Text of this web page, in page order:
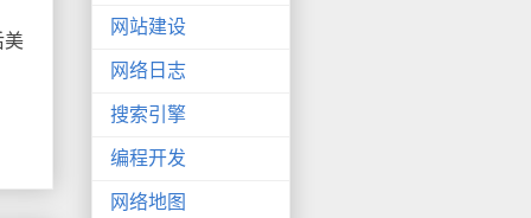
美
网站建设
网络日志
搜索引擎
编程开发
网络地图